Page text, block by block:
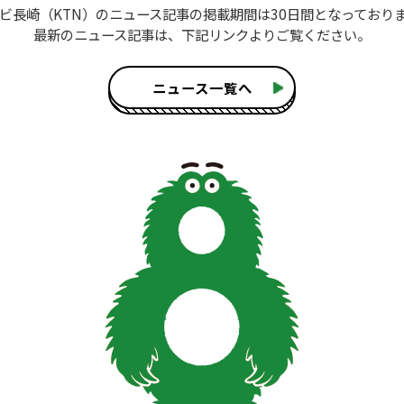
長崎（KTN）のニュース記事の掲載期間は30日間となっており
最新のニュース記事は、 下記リンクよりご覧ください。
ニュース一覧へ